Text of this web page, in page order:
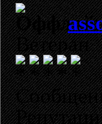
Ветеран